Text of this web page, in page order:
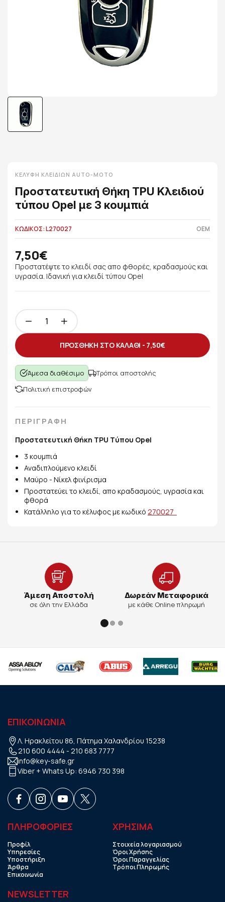
ΚΕΛΎΦΗ ΚΛΕΙΔΙΏΝ AUTO-MOTO
Προστατευτική Θήκη TPU Κλειδιού
τύπου Opel με 3 κουμπιά
ΚΩΔΙΚΟΣ: L270027 OEM
7,50€
Προστατέψτε το κλειδί σας απο φθορές, κραδασμούς και
υγρασία. Ιδανική για κλειδί τύπου Opel
ΠΡΟΣΘΗΚΗ ΣΤΟ ΚΑΛΑΘΙ - 7,50€
Άμεσα διαθέσιμο
Τρόποι αποστολής
Πολιτική επιστροφών
ΠΕΡΙΓΡΑΦΗ
Προστατευτική Θήκη TPU Tύπου Opel
3 κουμπιά
Αναδιπλούμενο κλειδί
Μαύρο - Νίκελ φινίρισμα
Προστατεύει το κλειδί, απο κραδασμούς, υγρασία και
φθορά
Κατάλληλο για το κέλυφος με κωδικό 270027
Άμεση Αποστολή
σε όλη την Ελλάδα
Δωρεάν Μεταφορικά
με κάθε Online πληρωμή
ΕΠΙΚΟΙΝΩΝΙΑ
Λ. Ηρακλείτου 86, Πάτημα Χαλανδρίου 15238
210 600 4444 - 210 683 7777
info@key-safe.gr
Viber + Whats Up: 6946 730 398
ΠΛΗΡΟΦΟΡΙΕΣ
Προφίλ
Υπηρεσίες
Υποστήριξη
Άρθρα
Επικοινωνία
ΧΡHΣΙΜΑ
Στοιχεία λογαριασμού
Όροι Χρήσης
Όροι Παραγγελίας
Τρόποι Πληρωμής
NEWSLETTER